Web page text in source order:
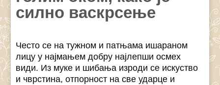
силно васкрсење
Често се на тужном и патњама ишараном
лицу у најмањем добру најлепши осмех
види. Из муке и шибања изроди се искуство
и чврстина, отпорност на све ударце и